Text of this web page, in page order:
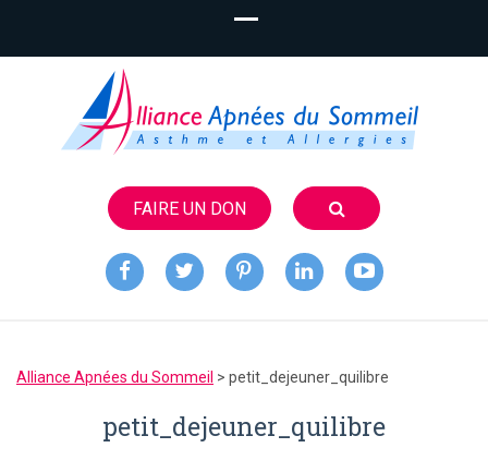
FAIRE UN DON
Alliance
Apnées du
Sommeil
Alliance Apnées du Sommeil > petit_dejeuner_quilibre
petit_dejeuner_quilibre